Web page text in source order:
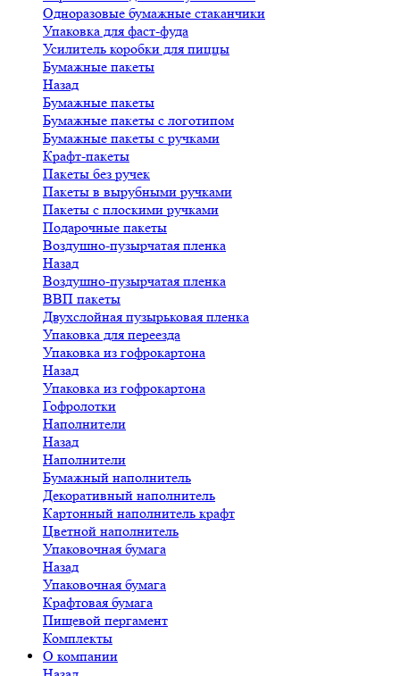
Одноразовые бумажные стаканчики
Упаковка для фаст-фуда
Усилитель коробки для пиццы
Бумажные пакеты
Назад
Бумажные пакеты
Бумажные пакеты с логотипом
Бумажные пакеты с ручками
Крафт-пакеты
Пакеты без ручек
Пакеты в вырубными ручками
Пакеты с плоскими ручками
Подарочные пакеты
Воздушно-пузырчатая пленка
Назад
Воздушно-пузырчатая пленка
ВВП пакеты
Двухслойная пузырьковая пленка
Упаковка для переезда
Упаковка из гофрокартона
Назад
Упаковка из гофрокартона
Гофролотки
Наполнители
Назад
Наполнители
Бумажный наполнитель
Декоративный наполнитель
Картонный наполнитель крафт
Цветной наполнитель
Упаковочная бумага
Назад
Упаковочная бумага
Крафтовая бумага
Пищевой пергамент
Комплекты
О компании